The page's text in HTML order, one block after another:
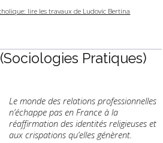
lire les travaux de Ludovic Bertina
Pratiques)
Le monde des relations professionnelles
n’échappe pas en France à la
réaffirmation des identités religieuses et
aux crispations qu’elles génèrent.